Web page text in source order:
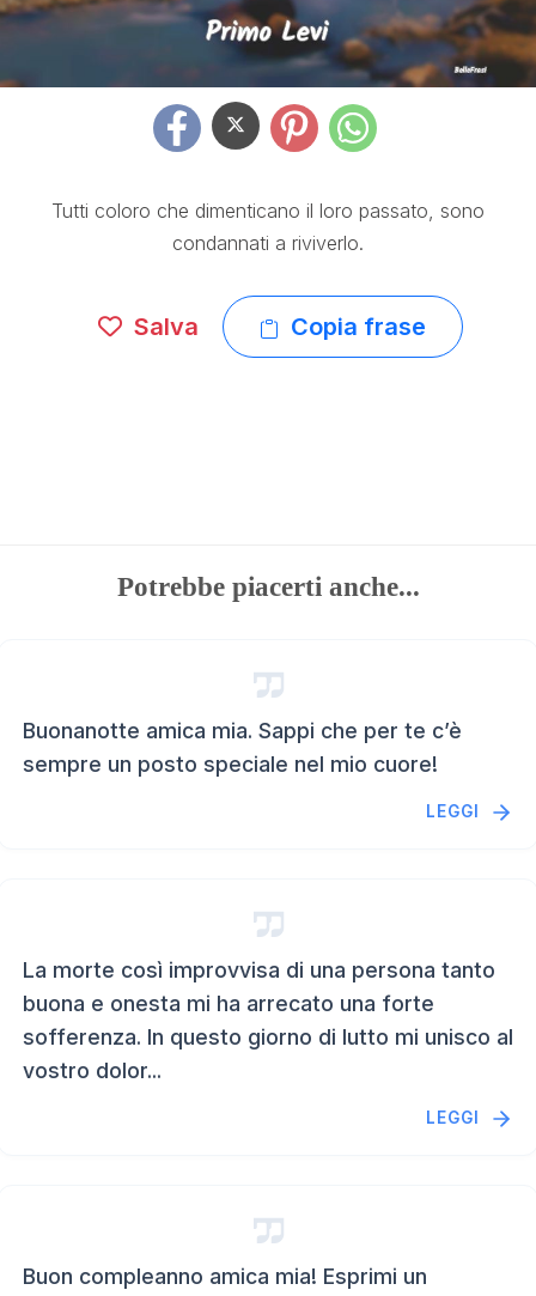
Tutti coloro che dimenticano il loro passato, sono
condannati a riviverlo.
Salva Copia frase
Potrebbe piacerti anche...
Buonanotte amica mia. Sappi che per te c’è
sempre un posto speciale nel mio cuore!
LEGGI
La morte così improvvisa di una persona tanto
buona e onesta mi ha arrecato una forte
sofferenza. In questo giorno di lutto mi unisco al
vostro dolor...
LEGGI
Buon compleanno amica mia! Esprimi un